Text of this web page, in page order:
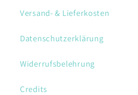
Versand- & Lieferkosten
Datenschutzerklärung
Widerrufsbelehrung
Credits